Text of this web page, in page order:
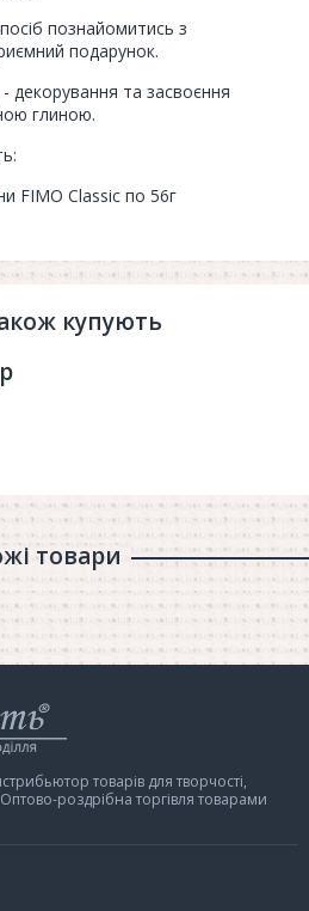
познайомитись з
подарунок.
декорування та засвоєння
глиною.
FIMO Classic по 56г
як створити прикрасу та
°С
(в залежності від товщини)
купують
товари
товарів для творчості,
Оптово-роздрібна торгівля товарами